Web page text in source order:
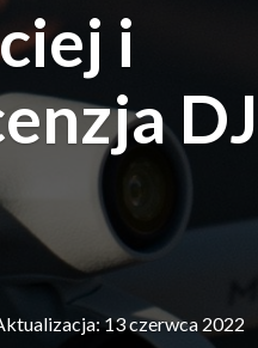
i
13 czerwca 2022